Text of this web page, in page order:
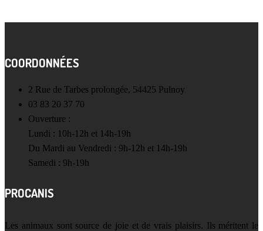
COORDONNÉES
2 Rue de Tarbes prolongée, 54425 Pulnoy
03 83 20 37 70
Ouverture :
Lundi : 10h-12h et 14h-19h
Du Mardi au Vendredi : 9h-12h et 14h-19h
Samedi : 9h-19h
PROCANIS
Les animaux sont source de joie et de vrais plaisirs. Ils méritent le